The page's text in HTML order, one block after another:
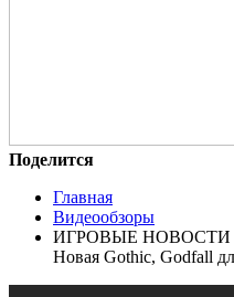
Поделится
Главная
Видеообзоры
ИГРОВЫЕ НОВОСТИ
Новая Gothic, Godfall